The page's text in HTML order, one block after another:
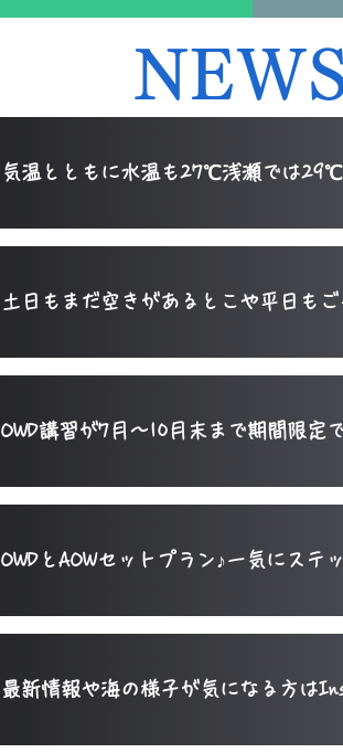
気温とともに水温も27℃浅瀬では29℃
土日もまだ空きがあるとこや平日も
OWD講習が7月～10月末まで期間限
OWDとAOWセットプラン♪一気にステ
最新情報や海の様子が気になる方は